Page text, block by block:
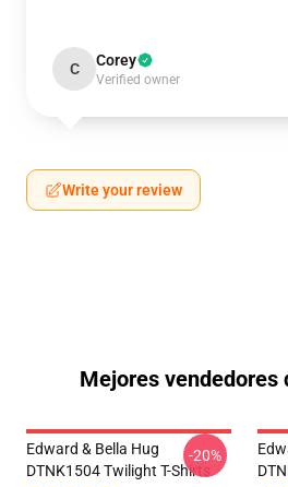
C Corey
Verified owner
Write your review
Mejores vendedores
Edward & Bella Hug
DTNK1504 Twilight T-Shirts
-20%